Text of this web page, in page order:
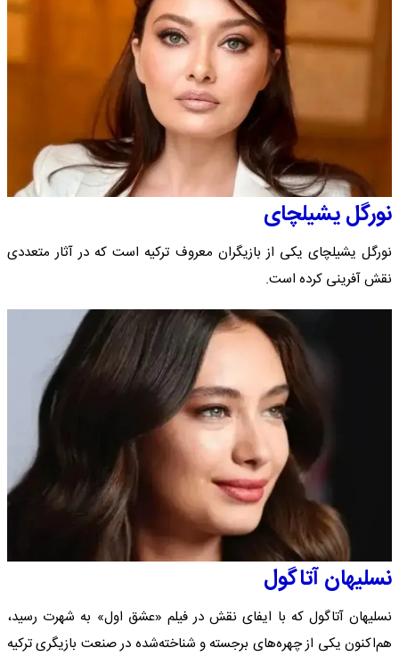
نورگل یشیلچای
نورگل یشیلچای یکی از بازیگران معروف ترکیه است که در آثار متعددی
نقش آفرینی کرده است.
نسلیهان آتاگول
نسلیهان آتاگول که با ایفای نقش در فیلم «عشق اول» به شهرت رسید،
هم‌اکنون یکی از چهره‌های برجسته و شناخته‌شده در صنعت بازیگری ترکیه